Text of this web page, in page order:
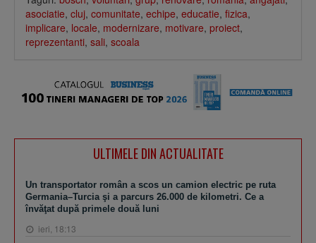
asociatie, cluj, comunitate, echipe, educatie, fizica,
implicare, locale, modernizare, motivare, proiect,
reprezentanti, sali, scoala
ULTIMELE DIN ACTUALITATE
Un transportator român a scos un camion electric pe ruta
Germania–Turcia şi a parcurs 26.000 de kilometri. Ce a
învăţat după primele două luni
ieri, 18:13